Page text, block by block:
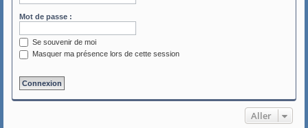
Mot de passe :
Se souvenir de moi
Masquer ma présence lors de cette session
Aller